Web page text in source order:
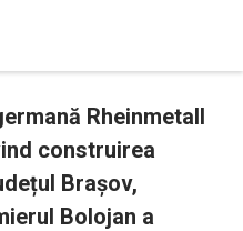
Rheinmetall
construirea
Brașov,
Bolojan a